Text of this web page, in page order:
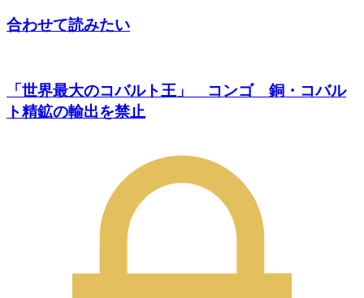
合わせて読みたい
「世界最大のコバルト王」 コンゴ 銅・コバル
ト精鉱の輸出を禁止